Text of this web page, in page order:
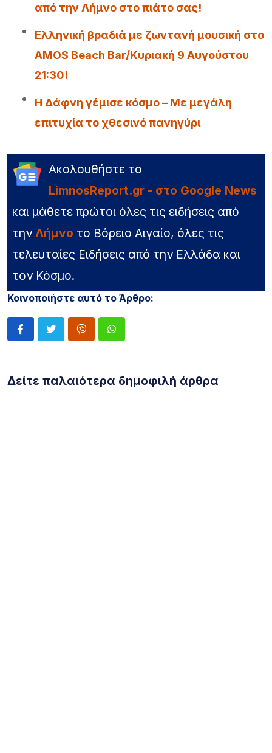
από την Λήμνο στο πιάτο σας!
Ελληνική βραδιά με ζωντανή μουσική στο
AMOS Beach Bar/Κυριακή 9 Αυγούστου
21:30!
Η Δάφνη γέμισε κόσμο – Με μεγάλη
επιτυχία το χθεσινό πανηγύρι
Ακολουθήστε το
LimnosReport.gr - στο Google News
και μάθετε πρώτοι όλες τις ειδήσεις από
την Λήμνο το Βόρειο Αιγαίο, όλες τις
τελευταίες Ειδήσεις από την Ελλάδα και
τον Κόσμο.
Κοινοποιήστε αυτό το Άρθρο:
Δείτε παλαιότερα δημοφιλή άρθρα